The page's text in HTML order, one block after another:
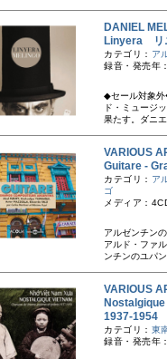
DANIEL
Linyera リ
カテゴリ： ア
録音・発売年
◆セール対象外
ド・ミュージ
果たす。ダニ
VARIOUS
Guitare -
カテゴリ： ア
ゴ
メディア：
アルゼンチン
アルド・ファ
ンチンのユパ
VARIOUS
1937-1954
カテゴリ： 東
録音・発売